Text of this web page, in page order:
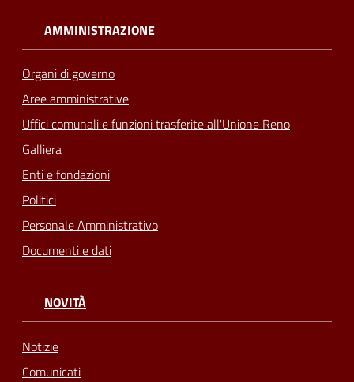
AMMINISTRAZIONE
Organi di governo
Aree amministrative
Uffici comunali e funzioni trasferite all'Unione Reno
Galliera
Enti e fondazioni
Politici
Personale Amministrativo
Documenti e dati
NOVITÀ
Notizie
Comunicati